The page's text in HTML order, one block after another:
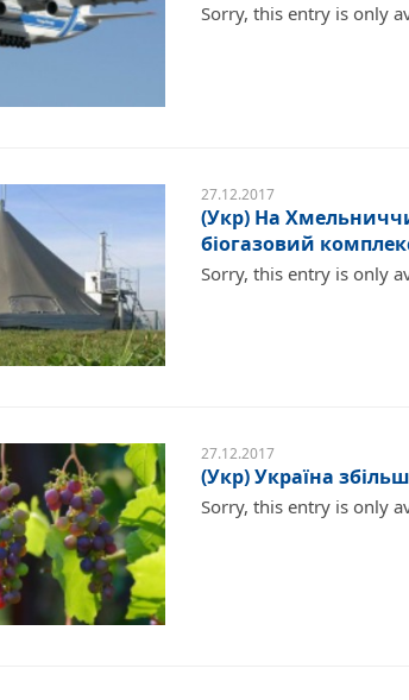
Sorry, this entry is only
27.12.2017
(Укр) На
біогазовий
Sorry, this entry is only
27.12.2017
(Укр) Україна
Sorry, this entry is only